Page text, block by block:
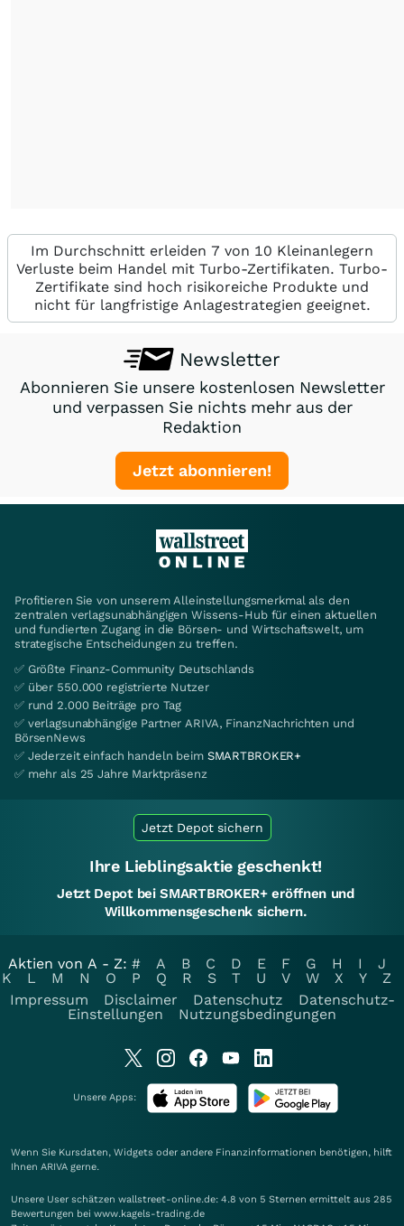
Im Durchschnitt erleiden 7 von 10 Kleinanlegern
Verluste beim Handel mit Turbo-Zertifikaten. Turbo-
Zertifikate sind hoch risikoreiche Produkte und
nicht für langfristige Anlagestrategien geeignet.
Newsletter
Abonnieren Sie unsere kostenlosen Newsletter
und verpassen Sie nichts mehr aus der
Redaktion
Jetzt abonnieren!
Profitieren Sie von unserem Alleinstellungsmerkmal als den
zentralen verlagsunabhängigen Wissens-Hub für einen aktuellen
und fundierten Zugang in die Börsen- und Wirtschaftswelt, um
strategische Entscheidungen zu treffen.
✅ Größte Finanz-Community Deutschlands
✅ über 550.000 registrierte Nutzer
✅ rund 2.000 Beiträge pro Tag
✅ verlagsunabhängige Partner ARIVA, FinanzNachrichten und
BörsenNews
✅ Jederzeit einfach handeln beim SMARTBROKER+
✅ mehr als 25 Jahre Marktpräsenz
Jetzt Depot sichern
Ihre Lieblingsaktie geschenkt!
Jetzt Depot bei SMARTBROKER+ eröffnen und
Willkommensgeschenk sichern.
Aktien von A - Z: # A B C D E F G H I
J
K
L M N O P Q R S T U V W X Y
Z
Impressum
Disclaimer Datenschutz
Datenschutz-
Einstellungen
Nutzungsbedingungen
Unsere Apps:
Wenn Sie Kursdaten, Widgets oder andere Finanzinformationen benötigen, hilft
Ihnen ARIVA gerne.
Unsere User schätzen wallstreet-online.de: 4.8 von 5 Sternen ermittelt aus 285
Bewertungen bei www.kagels-trading.de